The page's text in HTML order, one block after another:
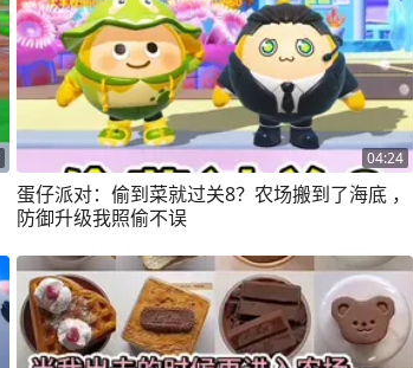
04:24
蛋仔派对：偷到菜就过关8？农场搬到了海底 ，
防御升级我照偷不误